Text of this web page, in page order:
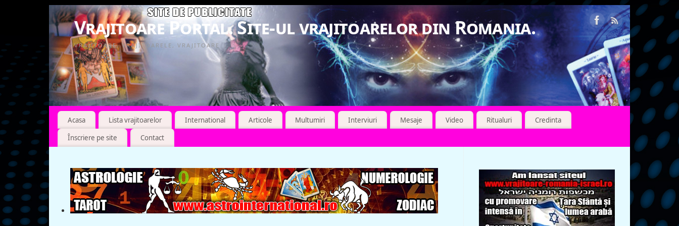
Vrajitoare Portal. Site-ul vrajitoarelor din Romania.
VRAJITOARE, VRAJITOARELE, VRAJITOARE
Acasa Lista vrajitoarelor International Articole Multumiri Interviuri Mesaje Video Ritualuri
Credinta
Înscriere pe site
Contact